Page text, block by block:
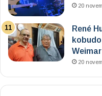
20
René
Weimar
20